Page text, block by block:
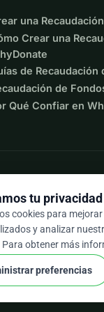
una
Crear una
de Recaudación
de
Qué Confiar en
4,9 / 5 según más
Términos y condiciones
tu privacidad
cookies para
y analizar
Para obtener más
preferencias